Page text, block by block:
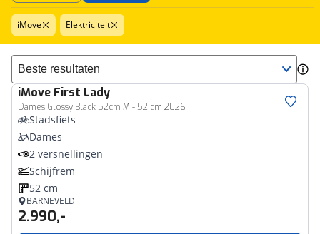
iMove Elektriciteit
Sorteer resultaten
iMove First Lady
Dames Glossy Black 52cm M - 52 cm 2026
Stadsfiets
Dames
2 versnellingen
Schijfrem
52 cm
BARNEVELD
2.990,-